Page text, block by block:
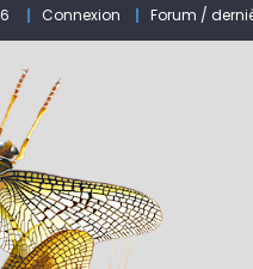
Nymphe pour NAV –
Connexion Forum /